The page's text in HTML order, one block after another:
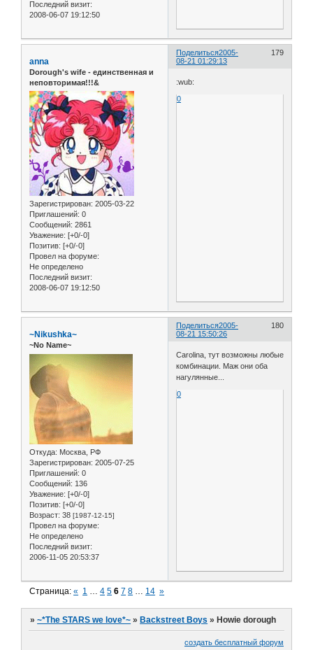
Последний визит:
2008-06-07 19:12:50
Поделиться 179
2005-
08-21 01:29:13
anna
Dorough's wife - единственная и
неповторимая!!!&
Зарегистрирован: 2005-03-22
Приглашений: 0
Сообщений: 2861
Уважение: [+0/-0]
Позитив: [+0/-0]
Провел на форуме:
Не определено
Последний визит:
2008-06-07 19:12:50
:wub:
0
Поделиться 180
2005-
08-21 15:50:26
~Nikushka~
~No Name~
Откуда: Москва, РФ
Зарегистрирован: 2005-07-25
Приглашений: 0
Сообщений: 136
Уважение: [+0/-0]
Позитив: [+0/-0]
Возраст: 38 [1987-12-15]
Провел на форуме:
Не определено
Последний визит:
2006-11-05 20:53:37
Carolina, тут возможны любые
комбинации. Маж они оба
нагулянные...
0
Страница:« 1 4 5 6 7 8 14 »
»~*The STARS we love*~ » Backstreet Boys » Howie dorough
создать бесплатный форум